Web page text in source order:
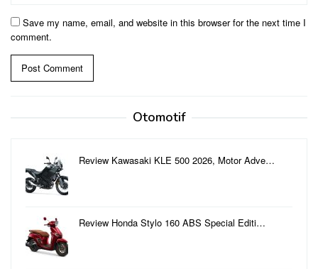
Save my name, email, and website in this browser for the next time I
comment.
Otomotif
Review Kawasaki KLE 500 2026, Motor Adve…
Review Honda Stylo 160 ABS Special Editi…